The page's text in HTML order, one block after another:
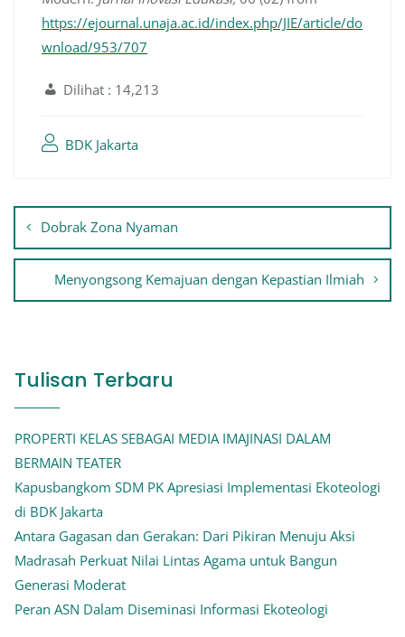
https://ejournal.unaja.ac.id/index.php/JIE/article/do
wnload/953/707
Dilihat : 14,213
BDK Jakarta
Navigasi
posDobrak Zona Nyaman
Menyongsong Kemajuan dengan Kepastian Ilmiah
Tulisan Terbaru
PROPERTI KELAS SEBAGAI MEDIA IMAJINASI DALAM
BERMAIN TEATER
Kapusbangkom SDM PK Apresiasi Implementasi Ekoteologi
di BDK Jakarta
Antara Gagasan dan Gerakan: Dari Pikiran Menuju Aksi
Madrasah Perkuat Nilai Lintas Agama untuk Bangun
Generasi Moderat
Peran ASN Dalam Diseminasi Informasi Ekoteologi